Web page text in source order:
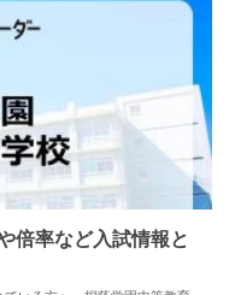
倍率など入試情報と